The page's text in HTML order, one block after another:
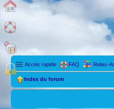
Accès rapide FAQ Relax-
Index du forum